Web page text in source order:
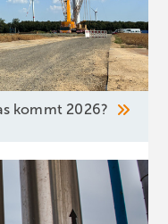
kommt 2026?